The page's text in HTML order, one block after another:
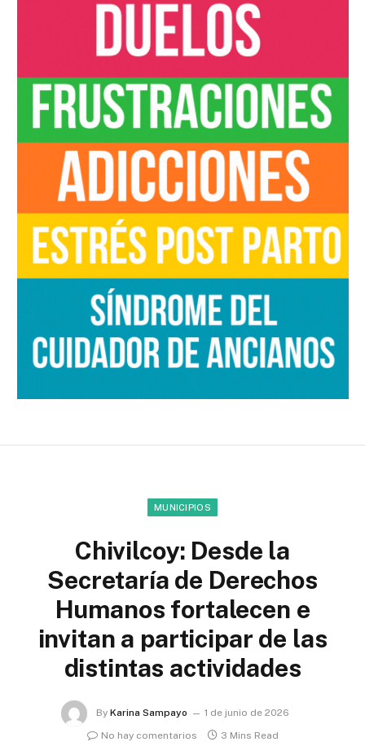
MUNICIPIOS
Chivilcoy: Desde la
Secretaría de Derechos
Humanos fortalecen e
invitan a participar de las
distintas actividades
By Karina Sampayo
1 de junio de 2026
No hay comentarios
3 Mins Read